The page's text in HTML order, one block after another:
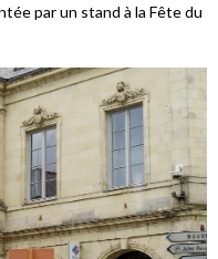
par un stand à la Fête du